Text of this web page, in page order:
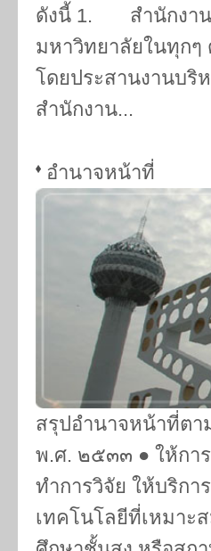
ดังนี้ 1. สำนักงาน
มหาวิทยาลัยในทุกๆ
โดยประสานงานบริ
สำนักงาน...
อำนาจหน้าที่
สรุปอำนาจหน้าที่ต
พ.ศ. ๒๕๓๓ ● ให้กา
ทำการวิจัย ให้บริก
เทคโนโลยีที่เหมาะ